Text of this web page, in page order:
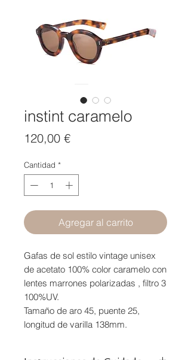
instint caramelo
120,00 €Precio
Cantidad *
Agregar al carrito
Gafas de sol estilo vintage unisex
de acetato 100% color caramelo con
lentes marrones polarizadas , filtro 3
100%UV.
Tamaño de aro 45, puente 25,
longitud de varilla 138mm.